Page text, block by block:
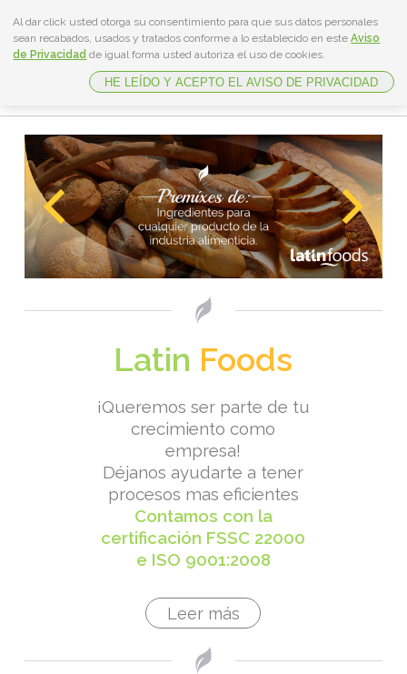
Productos
Servicios
Ventajas
Nosotros
Contacto
Latin Foods
¡Queremos ser parte de tu
crecimiento como
empresa!
Déjanos ayudarte a tener
procesos mas eficientes
Contamos con la
certificación FSSC 22000
e ISO 9001:2008
Leer más
Al dar click usted otorga su consentimiento para que sus datos personales
sean recabados, usados y tratados conforme a lo establecido en esteAviso
de Privacidad de igual forma usted autoriza el uso de cookies.
HE LEÍDO Y ACEPTO EL AVISO DE PRIVACIDAD